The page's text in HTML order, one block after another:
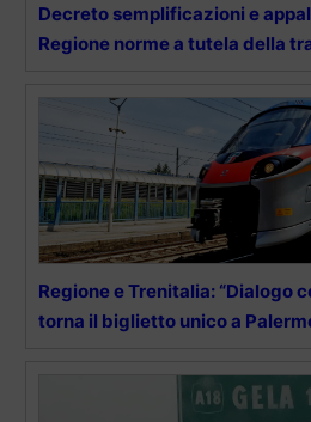
Decreto semplificazioni e
Regione norme a tutela della
Regione e Trenitalia: “Dialogo
torna il biglietto unico a